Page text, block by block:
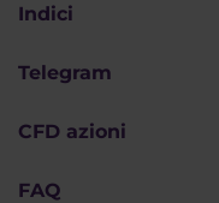
Indici
Telegram
CFD azioni
FAQ